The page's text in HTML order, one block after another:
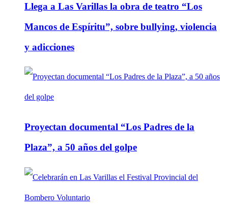
Llega a Las Varillas la obra de teatro “Los
Mancos de Espíritu”, sobre bullying, violencia
y adicciones
Proyectan documental “Los Padres de la
Plaza”, a 50 años del golpe